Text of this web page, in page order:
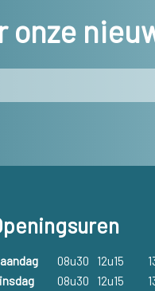
worden.
onze
08u30 12u15
08u30 12u15